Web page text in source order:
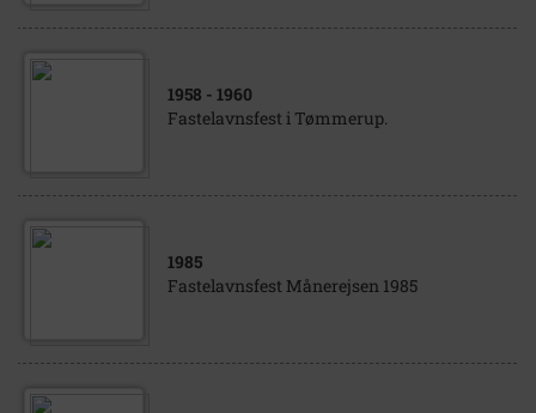
1958 - 1960
Fastelavnsfest i Tømmerup.
1985
Fastelavnsfest Månerejsen 1985